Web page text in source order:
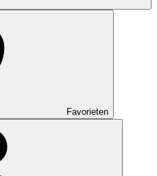
Favorieten